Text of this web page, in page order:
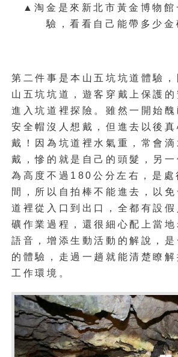
▲淘金是來新北市黃金博物館
驗，看看自己能帶多少金
第二件事是本山五坑坑道體驗，
山五坑坑道，遊客穿戴上保護
進入坑道裡探險。雖然一開始
安全帽沒人想戴，但進去以後
戴！因為坑道裡水氣重，常會滴
戴，慘的就是自己的頭髮，另一
為高度不過180公分左右，是處
間，所以自拍棒不能進去，以
道裡從入口到出口，全都有設
礦作業過程，還很細心配上當
語音，增添生動活動的解說，是
的體驗，走過一趟就能清楚瞭
工作環境。